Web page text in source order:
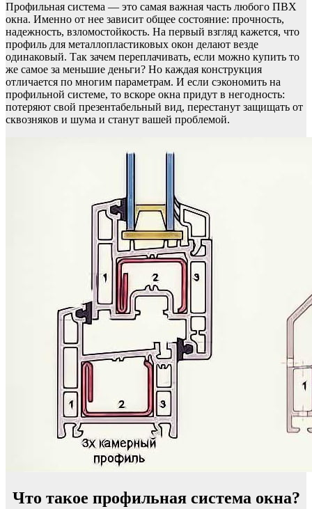
Профильная система — это самая важная часть любого ПВХ
окна. Именно от нее зависит общее состояние: прочность,
надежность, взломостойкость. На первый взгляд кажется, что
профиль для металлопластиковых окон делают везде
одинаковый. Так зачем переплачивать, если можно купить то
же самое за меньшие деньги? Но каждая конструкция
отличается по многим параметрам. И если сэкономить на
профильной системе, то вскоре окна придут в негодность:
потеряют свой презентабельный вид, перестанут защищать от
сквозняков и шума и станут вашей проблемой.
Что такое профильная система окна?